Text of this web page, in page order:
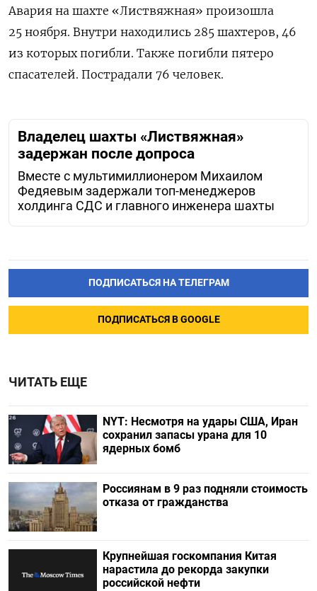
Авария на шахте «Листвяжная» произошла
25 ноября. Внутри находились 285 шахтеров, 46
из которых погибли. Также погибли пятеро
спасателей. Пострадали 76 человек.
Владелец шахты «Листвяжная»
задержан после допроса
Вместе с мультимиллионером Михаилом
Федяевым задержали топ-менеджеров
холдинга СДС и главного инженера шахты
ПОДПИСАТЬСЯ НА ТЕЛЕГРАМ
ПОДПИСАТЬСЯ В GOOGLE
ЧИТАТЬ ЕЩЕ
NYT: Несмотря на удары США, Иран
сохранил запасы урана для 10
ядерных бомб
Россиянам в 9 раз подняли стоимость
отказа от гражданства
Крупнейшая госкомпания Китая
нарастила до рекорда закупки
российской нефти